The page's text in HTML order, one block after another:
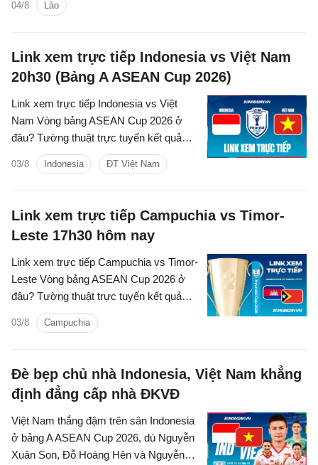
04/8 Lào
Link xem trực tiếp Indonesia vs Việt Nam
20h30 (Bảng A ASEAN Cup 2026)
Link xem trực tiếp Indonesia vs Việt
Nam Vòng bảng ASEAN Cup 2026 ở
đâu? Tường thuật trực tuyến kết quả
bóng đá Indonesia vs Việt Nam trên
kênh phát sóng nào?
03/8 Indonesia ĐT Việt Nam
Link xem trực tiếp Campuchia vs Timor-
Leste 17h30 hôm nay
Link xem trực tiếp Campuchia vs Timor-
Leste Vòng bảng ASEAN Cup 2026 ở
đâu? Tường thuật trực tuyến kết quả
bóng đá Campuchia vs Timor-Leste trên
kênh phát sóng nào?
03/8 Campuchia
Đè bẹp chủ nhà Indonesia, Việt Nam khẳng
định đẳng cấp nhà ĐKVĐ
Việt Nam thắng đậm trên sân Indonesia
ở bảng A ASEAN Cup 2026, dù Nguyễn
Xuân Son, Đỗ Hoàng Hên và Nguyễn